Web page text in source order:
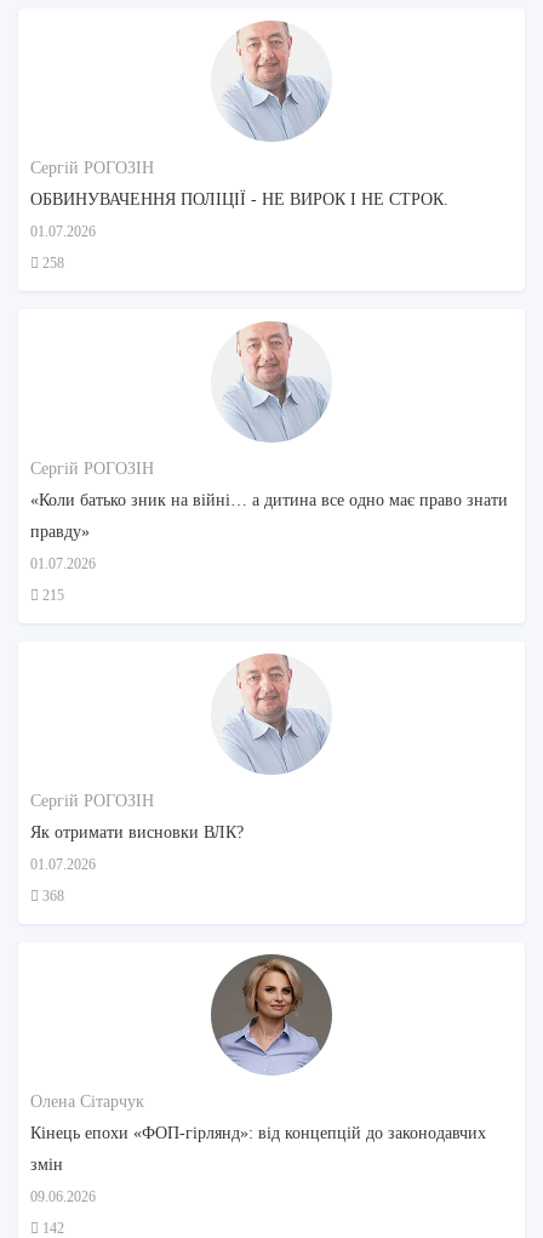
Сергій РОГОЗІН
ОБВИНУВАЧЕННЯ ПОЛІЦІЇ - НЕ ВИРОК І НЕ СТРОК.
01.07.2026
258
Сергій РОГОЗІН
«Коли батько зник на війні… а дитина все одно має право знати
правду»
01.07.2026
215
Сергій РОГОЗІН
Як отримати висновки ВЛК?
01.07.2026
368
Олена Сітарчук
Кінець епохи «ФОП-гірлянд»: від концепцій до законодавчих
змін
09.06.2026
142